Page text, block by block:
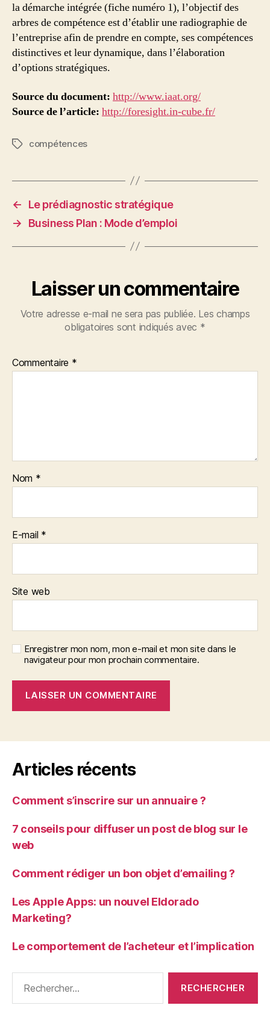
la démarche intégrée (fiche numéro 1), l’objectif des
arbres de compétence est d’établir une radiographie de
l’entreprise afin de prendre en compte, ses compétences
distinctives et leur dynamique, dans l’élaboration
d’options stratégiques.
Source du document: http://www.iaat.org/
Source de l’article: http://foresight.in-cube.fr/
Étiquettes
compétences
←
Le prédiagnostic stratégique
→
Business Plan : Mode d’emploi
Laisser un commentaire
Votre adresse e-mail ne sera pas publiée. Les champs
obligatoires sont indiqués avec *
Commentaire *
Nom *
E-mail *
Site web
Enregistrer mon nom, mon e-mail et mon site dans le
navigateur pour mon prochain commentaire.
Articles récents
Comment s’inscrire sur un annuaire ?
7 conseils pour diffuser un post de blog sur le
web
Comment rédiger un bon objet d’emailing ?
Les Apple Apps: un nouvel Eldorado
Marketing?
Le comportement de l’acheteur et l’implication